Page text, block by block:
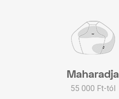
Maharadja
55 000 Ft-tól